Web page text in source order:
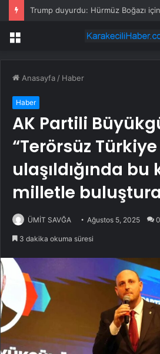
Trump duyurdu: Hürmüz Boğazı
Menü
Anasayfa / Haber
Haber
AK Partili
“Terörsüz
ulaşıldığında bu
milletle
ÜMİT SAVĞA Ağustos 5, 2025 0
3 dakika okuma süresi